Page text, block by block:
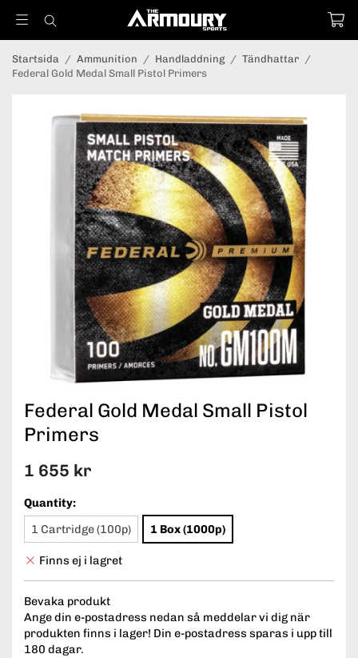
Startsida / Ammunition / Handladdning / Tändhattar /
Federal Gold Medal Small Pistol Primers
Federal Gold Medal Small Pistol
Primers
1 655 kr
Quantity:
1 Cartridge (100p)
1 Box (1000p)
Finns ej i lagret
Bevaka produkt
Ange din e-postadress nedan så meddelar vi dig när
produkten finns i lager! Din e-postadress sparas i upp till
180 dagar.